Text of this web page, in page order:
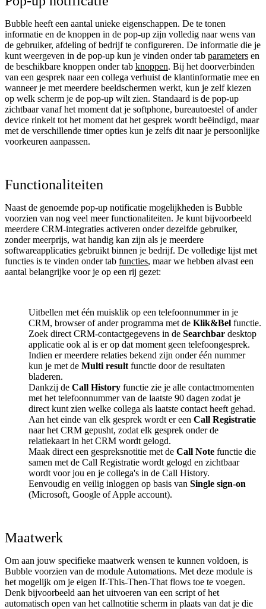
Bubble heeft een aantal unieke eigenschappen. De te tonen
informatie en de knoppen in de pop-up zijn volledig naar wens van
de gebruiker, afdeling of bedrijf te configureren. De informatie die je
kunt weergeven in de pop-up kun je vinden onder tab parameters en
de beschikbare knoppen onder tab knoppen. Bij het doorverbinden
van een gesprek naar een collega verhuist de klantinformatie mee en
wanneer je met meerdere beeldschermen werkt, kun je zelf kiezen
op welk scherm je de pop-up wilt zien. Standaard is de pop-up
zichtbaar vanaf het moment dat je softphone, bureautoestel of ander
device rinkelt tot het moment dat het gesprek wordt beëindigd, maar
met de verschillende timer opties kun je zelfs dit naar je persoonlijke
voorkeuren aanpassen.
Functionaliteiten
Naast de genoemde pop-up notificatie mogelijkheden is Bubble
voorzien van nog veel meer functionaliteiten. Je kunt bijvoorbeeld
meerdere CRM-integraties activeren onder dezelfde gebruiker,
zonder meerprijs, wat handig kan zijn als je meerdere
softwareapplicaties gebruikt binnen je bedrijf. De volledige lijst met
functies is te vinden onder tab functies, maar we hebben alvast een
aantal belangrijke voor je op een rij gezet:
Uitbellen met één muisklik op een telefoonnummer in je
CRM, browser of ander programma met de Klik&Bel functie.
Zoek direct CRM-contactgegevens in de Searchbar desktop
applicatie ook al is er op dat moment geen telefoongesprek.
Indien er meerdere relaties bekend zijn onder één nummer
kun je met de Multi result functie door de resultaten
bladeren.
Dankzij de Call History functie zie je alle contactmomenten
met het telefoonnummer van de laatste 90 dagen zodat je
direct kunt zien welke collega als laatste contact heeft gehad.
Aan het einde van elk gesprek wordt er een Call Registratie
naar het CRM gepusht, zodat elk gesprek onder de
relatiekaart in het CRM wordt gelogd.
Maak direct een gespreksnotitie met de Call Note functie die
samen met de Call Registratie wordt gelogd en zichtbaar
wordt voor jou en je collega's in de Call History.
Eenvoudig en veilig inloggen op basis van Single sign-on
(Microsoft, Google of Apple account).
Maatwerk
Om aan jouw specifieke maatwerk wensen te kunnen voldoen, is
Bubble voorzien van de module Automations. Met deze module is
het mogelijk om je eigen If-This-Then-That flows toe te voegen.
Denk bijvoorbeeld aan het uitvoeren van een script of het
automatisch open van het callnotitie scherm in plaats van dat je die